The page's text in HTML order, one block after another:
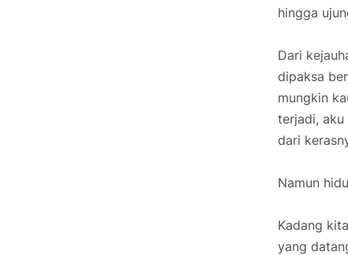
hingga
Dari
dipaksa
mungkin
terjadi, aku
dari
Namun
Kadang
yang